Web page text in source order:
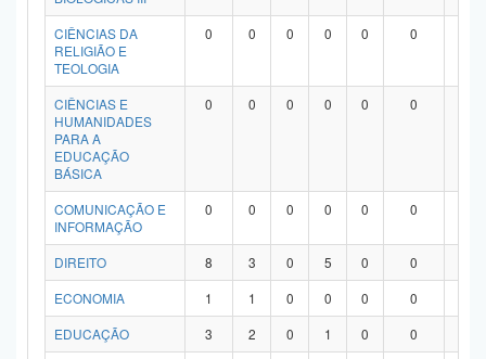
CIÊNCIAS DA
RELIGIÃO E
TEOLOGIA
0 0 0 0 0 0
CIÊNCIAS E
HUMANIDADES
PARA A
EDUCAÇÃO
BÁSICA
0 0 0 0 0 0
COMUNICAÇÃO E
INFORMAÇÃO
0 0 0 0 0 0
DIREITO 8 3 0 5 0 0
ECONOMIA
1 1 0 0 0 0
EDUCAÇÃO
3 2 0 1 0 0